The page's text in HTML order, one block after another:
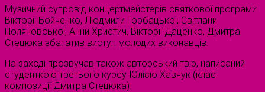
Музичний супровід концертмейстерів святкової програми
Вікторії Бойченко, Людмили Горбацької, Світлани
Поляновської, Анни Христич, Вікторії Даценко, Дмитра
Стецюка збагатив виступ молодих виконавців.
На заході прозвучав також авторський твір, написаний
студенткою третього курсу Юлією Хавчук (клас
композиції Дмитра Стецюка).